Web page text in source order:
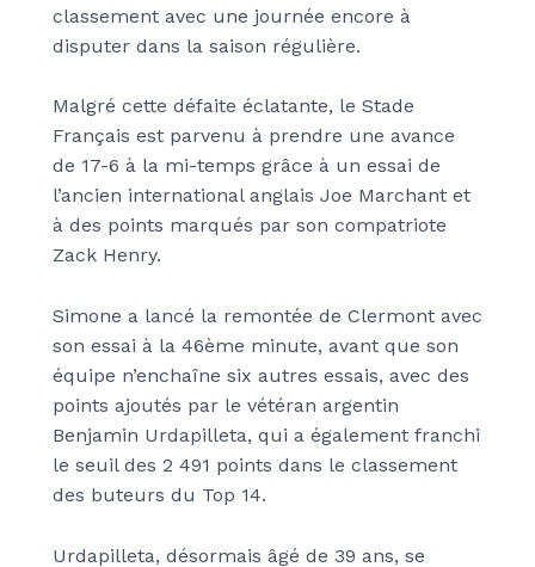
classement avec une journée encore à
disputer dans la saison régulière.
Malgré cette défaite éclatante, le Stade
Français est parvenu à prendre une avance
de 17-6 à la mi-temps grâce à un essai de
l’ancien international anglais Joe Marchant et
à des points marqués par son compatriote
Zack Henry.
Simone a lancé la remontée de Clermont avec
son essai à la 46ème minute, avant que son
équipe n’enchaîne six autres essais, avec des
points ajoutés par le vétéran argentin
Benjamin Urdapilleta, qui a également franchi
le seuil des 2 491 points dans le classement
des buteurs du Top 14.
Urdapilleta, désormais âgé de 39 ans, se